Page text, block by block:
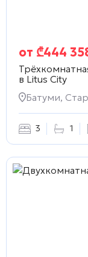
от ₾444
в Litus City
Батуми,
3 1